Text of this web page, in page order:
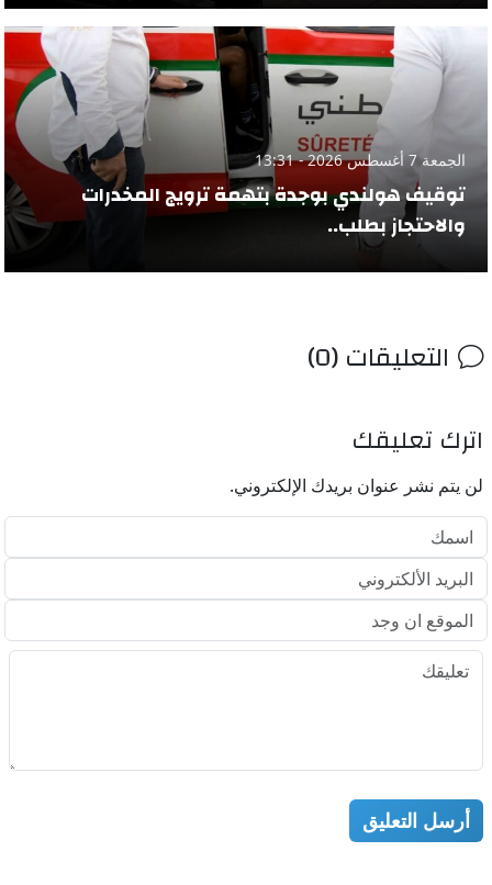
الجمعة 7 أغسطس 2026 - 13:31
توقيف هولندي بوجدة بتهمة ترويج المخدرات
والاحتجاز بطلب..
التعليقات (0)
اترك تعليقك
لن يتم نشر عنوان بريدك الإلكتروني.
أرسل التعليق